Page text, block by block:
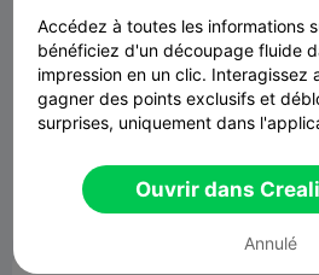
Goku (DragonballZ)
Accédez à toutes les informations
bénéficiez d'un découpage fluide
impression en un clic. Interagissez
gagner des points exclusifs et
surprises, uniquement dans
Ouvrir dans
Annulé